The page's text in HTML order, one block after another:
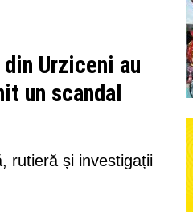
Urziceni au
un scandal
rutieră și investigații